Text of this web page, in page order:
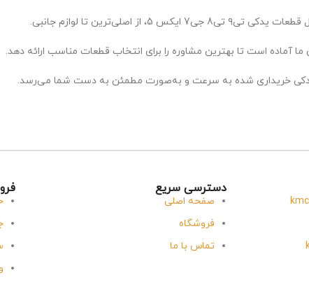
جی7 ایکس 5، از اصلی‌ترین تا لوازم جانبی.
ما آماده است تا بهترین مشاوره را برای انتخاب قطعات مناسب ارائه دهد.
خریداری شده به سرعت و به‌صورت مطمئن به دست شما می‌رسد.
دسترسی سریع
صفحه اصلی
فروشگاه
تماس با ما